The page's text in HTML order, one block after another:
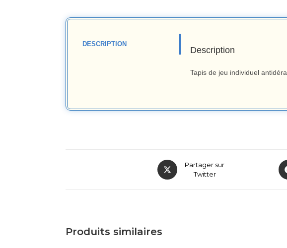
DESCRIPTION
Description
Tapis de jeu individuel
Partager sur
Twitter
Produits similaires